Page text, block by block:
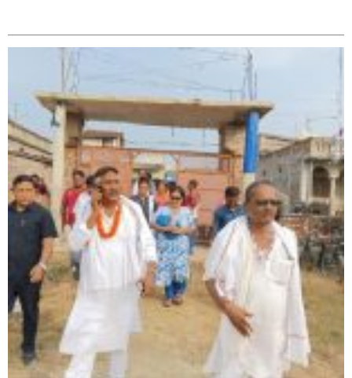
सिराहा-२ मा संजय यादव भिड्ने !
रक्तदान सेवामा जिल्लामै दोस्रो स्थान ल्याएकोमा जनमत नेताद्वय